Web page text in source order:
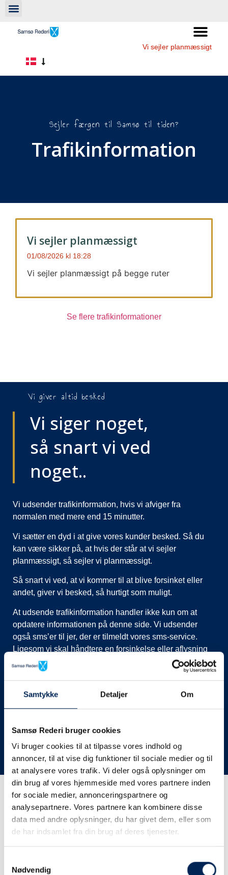
Samtykke Detaljer Om
Samsø Rederi bruger cookies
Vi bruger cookies til at tilpasse vores indhold og
annoncer, til at vise dig funktioner til sociale medier og til
at analysere vores trafik. Vi deler også oplysninger om
din brug af vores hjemmeside med vores partnere inden
for sociale medier, annonceringspartnere og
analysepartnere. Vores partnere kan kombinere disse
data med andre oplysninger, du har givet dem, eller som
de har indsamlet fra din brug af deres tjenester.
Nødvendig
Vi sejler planmæssigt
Sejler færgen til Samsø til tiden?
Trafikinformation
Vi sejler planmæssigt
01/08/2026 18:28
Vi sejler planmæssigt på begge ruter
Se flere trafikinformationer
Vi giver altid besked
Vi siger noget,
så snart vi ved
noget..
Vi udsender trafikinformation, hvis vi afviger fra
normalen med mere end 15 minutter.
Vi sætter en dyd i at give vores kunder besked. Så du
kan være sikker på, at hvis der står at vi sejler
planmæssigt, så sejler vi planmæssigt.
Så snart vi ved, at vi kommer til at blive forsinket eller
andet, giver vi besked, så hurtigt som muligt.
At udsende trafikinformation handler ikke kun om at
opdatere informationen på denne side. Vi udsender
også sms’er til jer, der er tilmeldt vores sms-service.
Ligesom vi skal håndtere en forsinkelse eller aflysning
ved at lukke afgange i vores system, evt. flytte kunder til
nye afgange, ringe til vognmænd der skal have flyttet
her på siden og ikke ringe eller skrive til os, da vi ikke
har mere at fortælle end I kan læse her.
Vi takker for jeres forståelse.
Få trafikinformation på
sms
tjekke vores hjemmeside eller ringe til os.